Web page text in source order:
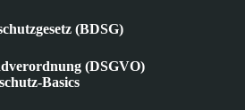
(BDSG)
(DSGVO)
Basics